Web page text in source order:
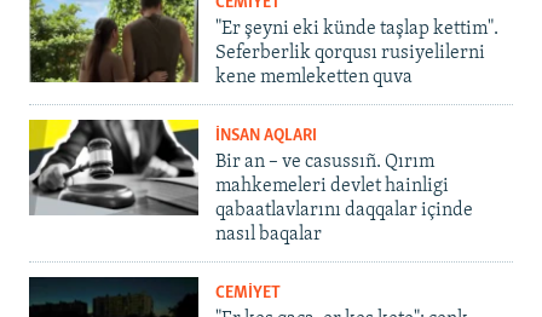
"Er şeyni eki künde taşlap kettim".
Seferberlik qorqusı rusiyelilerni
kene memleketten quva
İNSAN AQLARI
Bir an – ve casussıñ. Qırım
mahkemeleri devlet hainligi
qabaatlavlarını daqqalar içinde
nasıl baqalar
CEMİYET